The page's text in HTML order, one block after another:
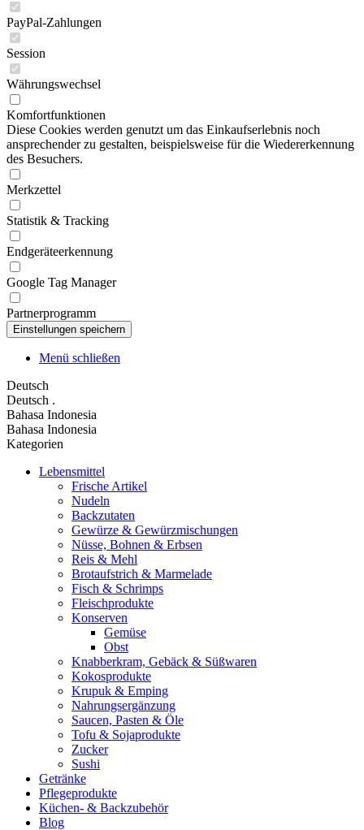
PayPal-Zahlungen
Session
Währungswechsel
Komfortfunktionen
Diese Cookies werden genutzt um das Einkaufserlebnis noch
ansprechender zu gestalten, beispielsweise für die Wiedererkennung
des Besuchers.
Merkzettel
Statistik & Tracking
Endgeräteerkennung
Google Tag Manager
Partnerprogramm
Menü schließen
Deutsch
Deutsch .
Bahasa Indonesia
Bahasa Indonesia
Kategorien
Lebensmittel
Frische Artikel
Nudeln
Backzutaten
Gewürze & Gewürzmischungen
Nüsse, Bohnen & Erbsen
Reis & Mehl
Brotaufstrich & Marmelade
Fisch & Schrimps
Fleischprodukte
Konserven
Gemüse
Obst
Knabberkram, Gebäck & Süßwaren
Kokosprodukte
Krupuk & Emping
Nahrungsergänzung
Saucen, Pasten & Öle
Tofu & Sojaprodukte
Zucker
Sushi
Getränke
Pflegeprodukte
Küchen- & Backzubehör
Blog